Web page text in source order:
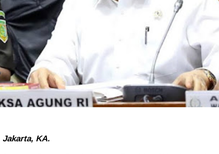
Jakarta, KA.